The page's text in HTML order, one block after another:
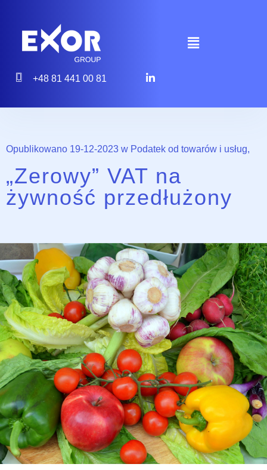
+48 81 441 00 81
Opublikowano 19-12-2023 w Podatek od towarów i usług,
„Zerowy” VAT na
żywność przedłużony